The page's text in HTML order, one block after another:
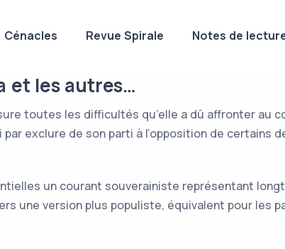
Cénacles Revue Spirale Notes de
et les autres…
toutes les difficultés qu’elle a dû affronter au
exclure de son parti à l’opposition de certains
un courant souverainiste représentant
une version plus populiste, équivalent pour les